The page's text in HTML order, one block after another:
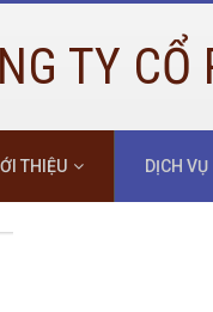
TY
THIỆU DỊCH VỤ